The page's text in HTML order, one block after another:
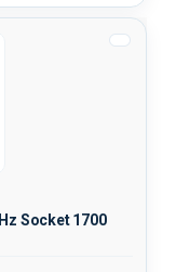
Socket 1700